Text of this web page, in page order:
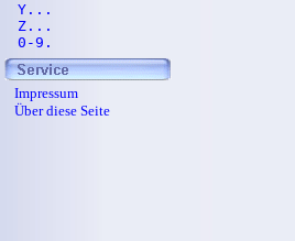
Y...
Z...
0-9.
Impressum
Über diese Seite